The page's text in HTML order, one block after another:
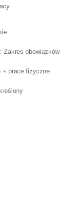
: Zakres obowiązków
+ prace fizyczne